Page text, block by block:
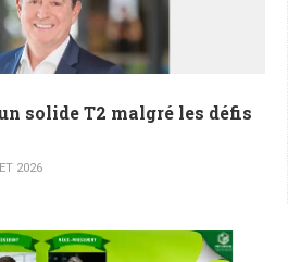
solide T2 malgré les défis
2026